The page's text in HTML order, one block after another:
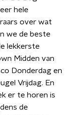
hele
over wat
we de beste
lekkerste
Midden van
Donderdag en
Vrijdag. En
er te horen is
de